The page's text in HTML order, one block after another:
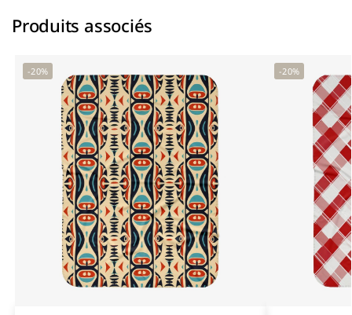
Produits associés
-20% -20%